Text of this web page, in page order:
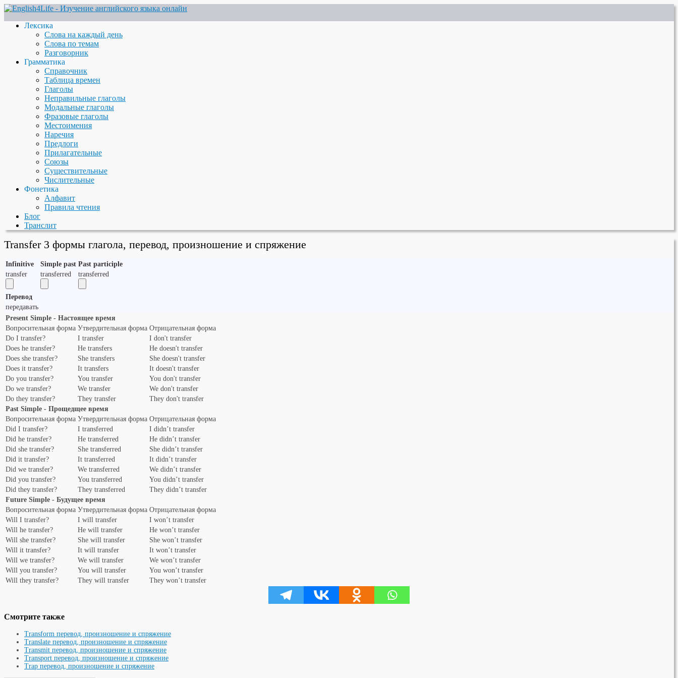
Лексика
Слова на каждый день
Слова по темам
Разговорник
Грамматика
Справочник
Таблица времен
Глаголы
Неправильные глаголы
Модальные глаголы
Фразовые глаголы
Местоимения
Наречия
Предлоги
Прилагательные
Союзы
Существительные
Числительные
Фонетика
Алфавит
Правила чтения
Блог
Транслит
Transfer 3 формы глагола, перевод, произношение и спряжение
Infinitive Simple past Past participle
transfer
transferred transferred
Перевод
передавать
Present Simple - Настоящее время
Вопросительная форма Утвердительная форма Отрицательная форма
Do I transfer?
I transfer
I don't transfer
Does he transfer?
He transfers
He doesn't transfer
Does she transfer?
She transfers
She doesn't transfer
Does it transfer?
It transfers
It doesn't transfer
Do you transfer?
You transfer
You don't transfer
Do we transfer?
We transfer
We don't transfer
Do they transfer?
They transfer
They don't transfer
Past Simple - Прощедщее время
Вопросительная форма Утвердительная форма Отрицательная форма
Did I transfer?
I transferred
I didn’t transfer
Did he transfer?
He transferred
He didn’t transfer
Did she transfer?
She transferred
She didn’t transfer
Did it transfer?
It transferred
It didn’t transfer
Did we transfer?
We transferred
We didn’t transfer
Did you transfer?
You transferred
You didn’t transfer
Did they transfer?
They transferred
They didn’t transfer
Future Simple - Будущее время
Вопросительная форма Утвердительная форма Отрицательная форма
Will I transfer?
I will transfer
I won’t transfer
Will he transfer?
He will transfer
He won’t transfer
Will she transfer?
She will transfer
She won’t transfer
Will it transfer?
It will transfer
It won’t transfer
Will we transfer?
We will transfer
We won’t transfer
Will you transfer?
You will transfer
You won’t transfer
Will they transfer?
They will transfer They won’t transfer
Смотрите также
Transform перевод, произношение и спряжение
Translate перевод, произношение и спряжение
Transmit перевод, произношение и спряжение
Transport перевод, произношение и спряжение
Trap перевод, произношение и спряжение